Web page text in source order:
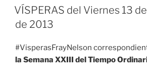
EL
VÍSPERAS del Viernes 13
de 2013
#VisperasFrayNelson
la Semana XXIII del Tiempo